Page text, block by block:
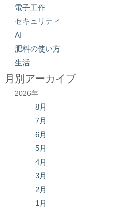
電子工作
セキュリティ
AI
肥料の使い方
生活
月別アーカイブ
2026年
8月
7月
6月
5月
4月
3月
2月
1月